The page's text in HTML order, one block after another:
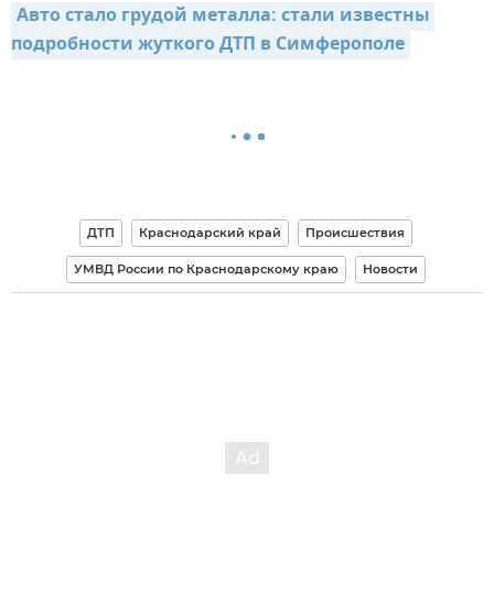
Авто стало грудой металла: стали известны
подробности жуткого ДТП в Симферополе
ДТП Краснодарский край Происшествия
УМВД России по Краснодарскому краю Новости